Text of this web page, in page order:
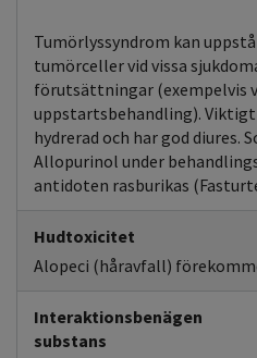
Tumörlyssyndrom kan
tumörceller vid vissa
förutsättningar (exempelvis
uppstartsbehandling).
hydrerad och har god diures.
Allopurinol under
antidoten rasburikas
Hudtoxicitet
Alopeci (håravfall)
Interaktionsbenägen
substans